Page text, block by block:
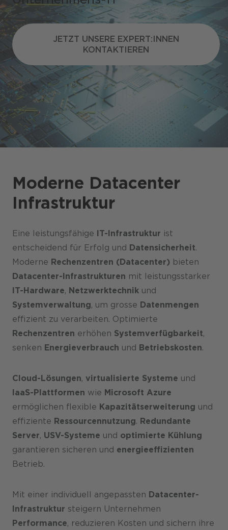
CANCOM Produkte
Presse
Events
Blog
Podcast
JETZT UNSERE EXPERT:INNEN
KONTAKTIEREN
JETZT UNSERE EXPERT:INNEN
KONTAKTIEREN
Moderne Datacenter
Infrastruktur
Eine leistungsfähige IT-Infrastruktur ist
entscheidend für Erfolg und Datensicherheit.
Moderne Rechenzentren (Datacenter) bieten
Datacenter-Infrastrukturen mit leistungsstarker
IT-Hardware, Netzwerktechnik und
Systemverwaltung, um grosse Datenmengen
effizient zu verarbeiten. Optimierte
Rechenzentren erhöhen Systemverfügbarkeit,
senken Energieverbrauch und Betriebskosten.
Cloud-Lösungen, virtualisierte Systeme und
IaaS-Plattformen wie Microsoft Azure
ermöglichen flexible Kapazitätserweiterung und
effiziente Ressourcennutzung. Redundante
Server, USV-Systeme und optimierte Kühlung
garantieren sicheren und energieeffizienten
Betrieb.
Mit einer individuell angepassten Datacenter-
Infrastruktur steigern Unternehmen
Performance, reduzieren Kosten und sichern ihre